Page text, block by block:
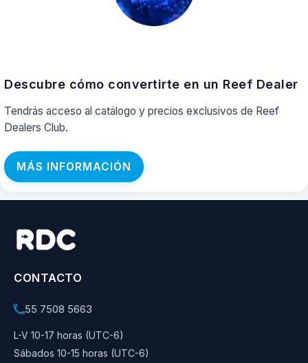
Descubre cómo convertirte en un Reef Dealer
Tendrás acceso al catálogo y precios exclusivos de Reef
Dealers Club.
MÁS INFORMACIÓN
CONTACTO
55 7508 5663
L-V 10-17 horas (UTC-6)
Sábados 10-15 horas (UTC-6)